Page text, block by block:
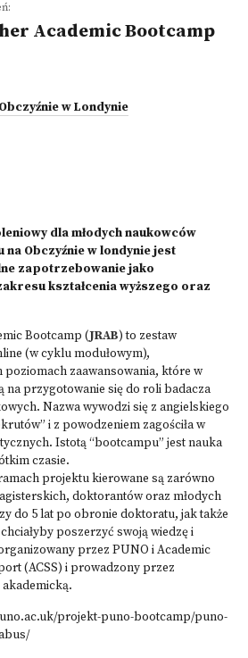
Academic Bootcamp
w Londynie
dla młodych naukowców
Obczyźnie w londynie jest
zapotrzebowanie jako
kształcenia wyższego oraz
Bootcamp (JRAB) to zestaw
(w cyklu modułowym),
zaawansowania, które w
na przygotowanie się do roli badacza
Nazwa wywodzi się z angielskiego
i z powodzeniem zagościła w
Istotą “bootcampu” jest nauka
czasie.
projektu kierowane są zarówno
doktorantów oraz młodych
do 5 lat po obronie doktoratu, jak także
poszerzyć swoją wiedzę i
przez PUNO i Academic
(ACSS) i prowadzony przez
projekt-puno-bootcamp/puno-